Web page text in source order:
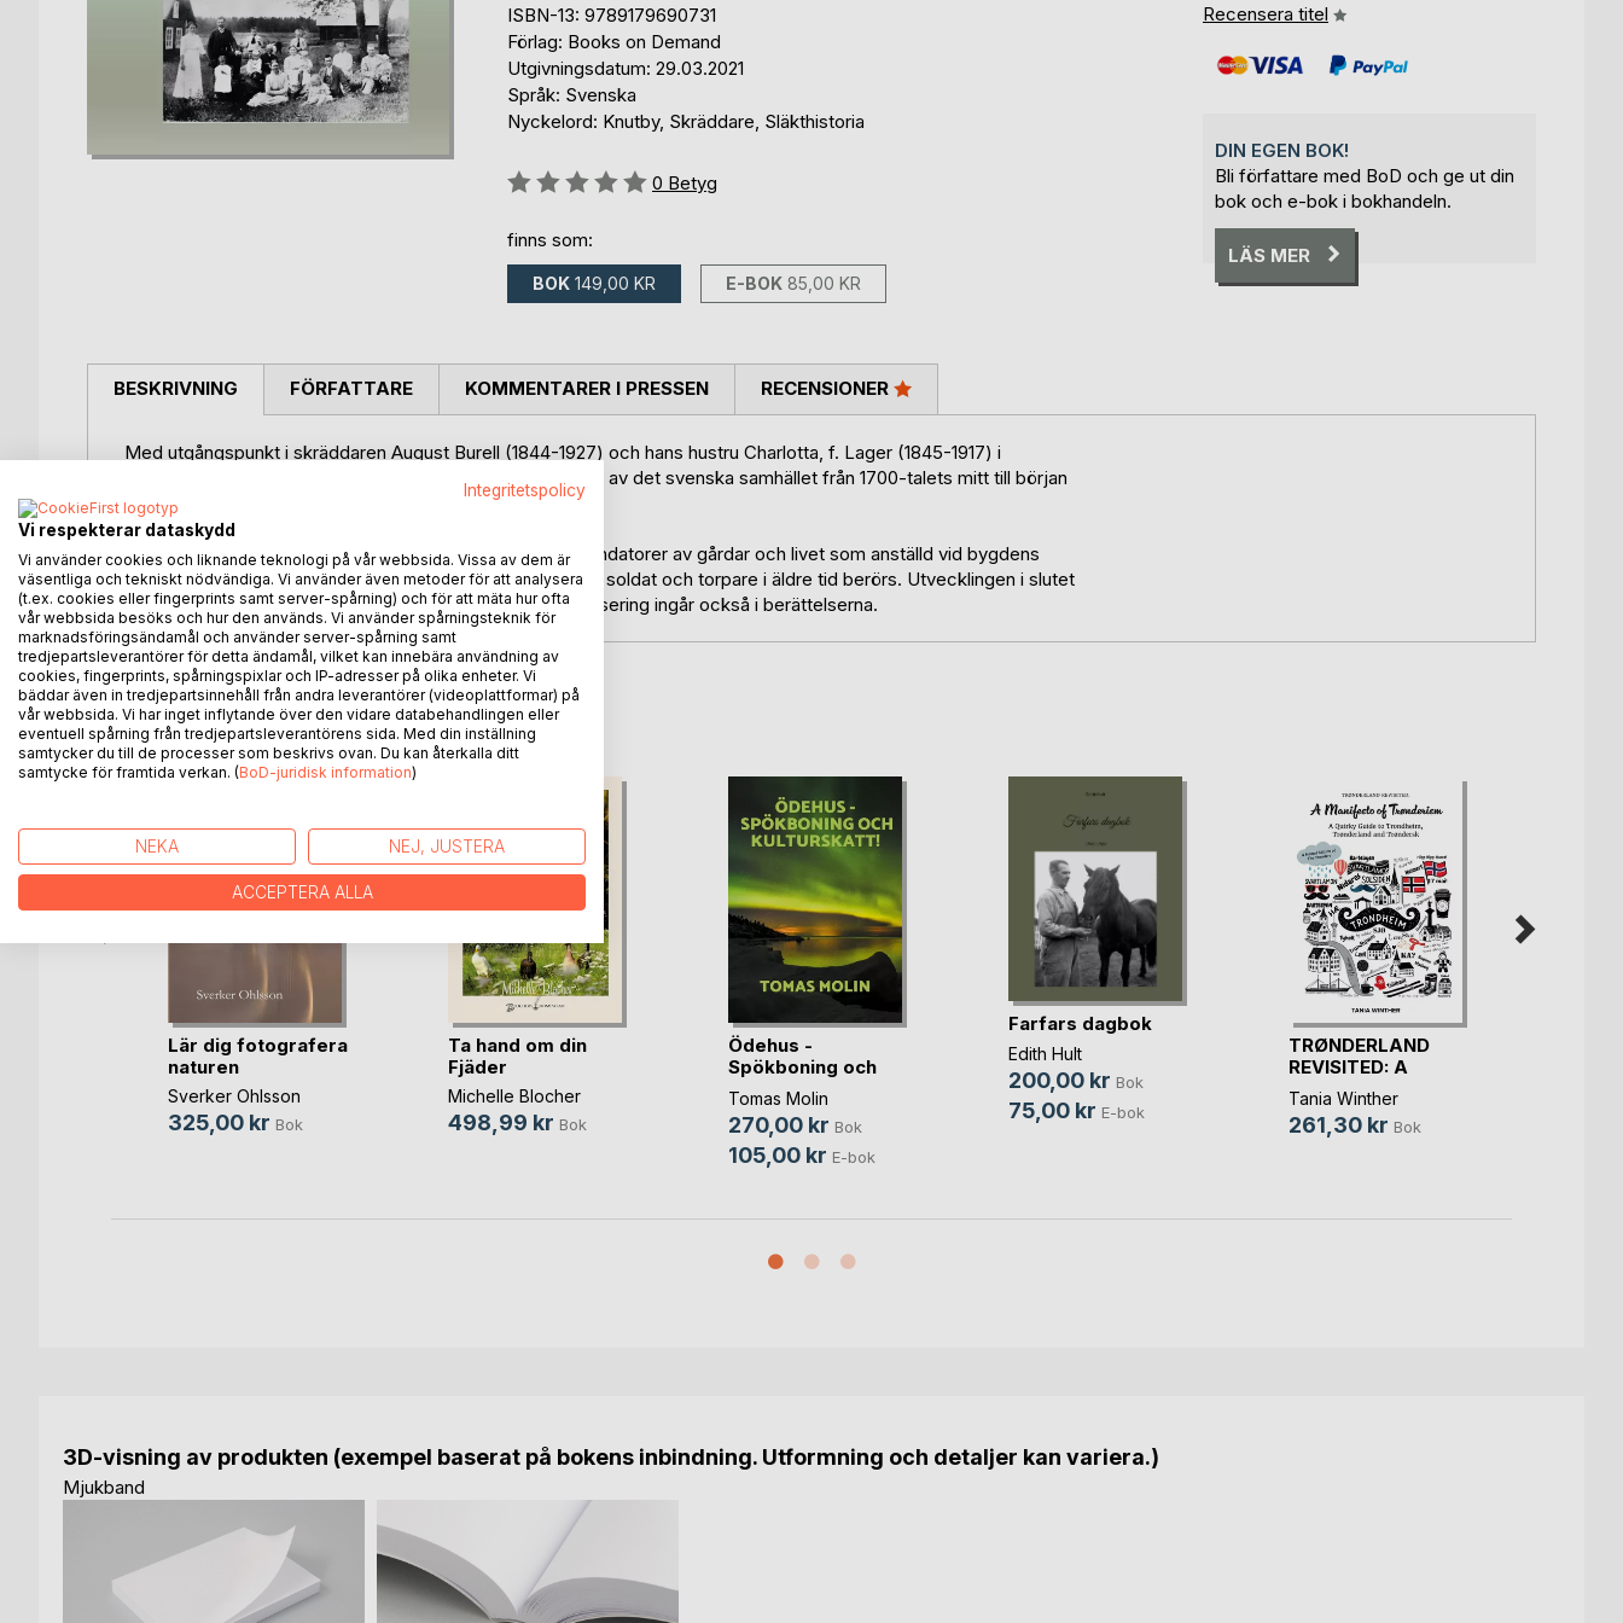
ISBN-13: 9789179690731
Förlag: Books on Demand
Utgivningsdatum: 29.03.2021
Språk: Svenska
Nyckelord: Knutby, Skräddare, Släkthistoria
Betyg::
0 Betyg
finns som:
BOK 149,00 KR E-BOK 85,00 KR
Recensera titel
DIN EGEN BOK!
Bli författare med BoD och ge ut din
bok och e-bok i bokhandeln.
LÄS MER
BESKRIVNING
Med utgångspunkt i skräddaren August Burell (1844-1927) och hans hustru Charlotta, f. Lager (1845-1917) i
uppländska Knutby speglar denna släktkrönika skilda delar av det svenska samhället från 1700-talets mitt till början
av 1900-talet.
Såväl bondesamhället med självägande bönder, som arrendatorer av gårdar och livet som anställd vid bygdens
herrgårdar speglas i berättelserna. Även värvet som indelt soldat och torpare i äldre tid berörs. Utvecklingen i slutet
av 1800-talet med väckelserörelse, emigration och urbanisering ingår också i berättelserna.
FÖRFATTARE KOMMENTARER I PRESSEN RECENSIONER
ANDRA TITLAR HOSBoD
Lär dig fotografera
naturen
Sverker Ohlsson
325,00 kr Bok
Ta hand om din
Fjäder
Michelle Blocher
498,99 kr Bok
Ödehus -
Spökboning och
Kulturskatt!
Tomas Molin
270,00 kr Bok
105,00 kr E-bok
Farfars dagbok
Edith Hult
200,00 kr Bok
75,00 kr E-bok
TRØNDERLAND
REVISITED: A
Manifest(...)
Tania Winther
261,30 kr Bok
3D-visning av produkten (exempel baserat på bokens inbindning. Utformning och detaljer kan variera.)
Mjukband
Integritetspolicy
Vi respekterar dataskydd
Vi använder cookies och liknande teknologi på vår webbsida. Vissa av dem är
väsentliga och tekniskt nödvändiga. Vi använder även metoder för att analysera
(t.ex. cookies eller fingerprints samt server-spårning) och för att mäta hur ofta
vår webbsida besöks och hur den används. Vi använder spårningsteknik för
marknadsföringsändamål och använder server-spårning samt
tredjepartsleverantörer för detta ändamål, vilket kan innebära användning av
cookies, fingerprints, spårningspixlar och IP-adresser på olika enheter. Vi
bäddar även in tredjepartsinnehåll från andra leverantörer (videoplattformar) på
vår webbsida. Vi har inget inflytande över den vidare databehandlingen eller
eventuell spårning från tredjepartsleverantörens sida. Med din inställning
samtycker du till de processer som beskrivs ovan. Du kan återkalla ditt
samtycke för framtida verkan. (BoD-juridisk information)
NEKA NEJ, JUSTERA
ACCEPTERA ALLA